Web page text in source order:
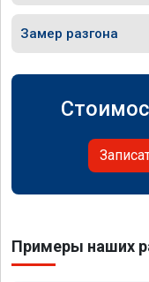
Замер разгона
Примеры наших